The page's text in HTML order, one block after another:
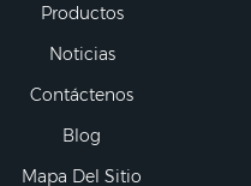
Productos
Noticias
Contáctenos
Blog
Mapa Del Sitio